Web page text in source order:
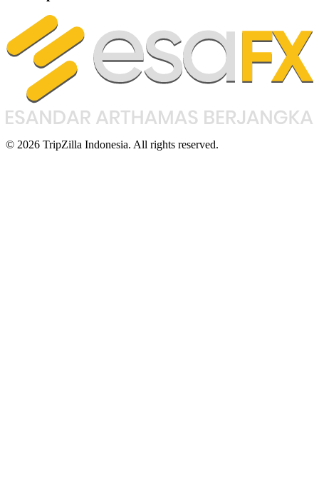
© 2026 TripZilla Indonesia. All rights reserved.